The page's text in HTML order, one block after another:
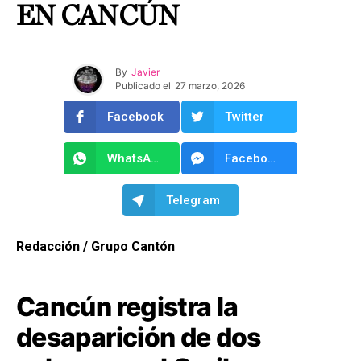
EN CANCÚN
By Javier
Publicado el 27 marzo, 2026
Facebook Twitter
WhatsApp Facebook Messenger
Telegram
Redacción / Grupo Cantón
Cancún registra la
desaparición de dos